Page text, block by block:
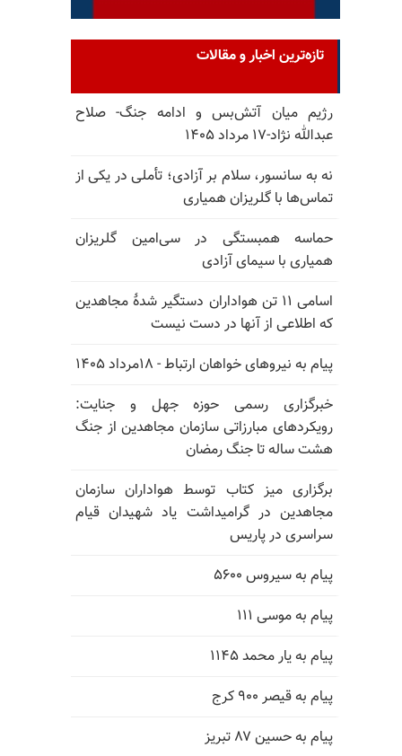
تازه‌ترین اخبار و مقالات
رژیم میان آتش‌بس و ادامه جنگ- صلاح
عبدالله نژاد-۱۷ مرداد ۱۴۰۵
نه به سانسور، سلام بر آزادی؛ تأملی در یکی از
تماس‌ها با گلریزان همیاری
حماسه همبستگی در سی‌امین گلریزان
همیاری با سیمای آزادی
اسامی ۱۱ تن هواداران دستگیر شدهٔ مجاهدین
که اطلاعی از آنها در دست نیست
پیام به نیروهای خواهان ارتباط - ۱۸مرداد ۱۴۰۵
خبرگزاری رسمی حوزه جهل و جنایت:
رویکردهای مبارزاتی سازمان مجاهدین از جنگ
هشت ساله تا جنگ رمضان
برگزاری میز کتاب توسط هواداران سازمان
مجاهدین در گرامیداشت یاد شهیدان قیام
سراسری در پاریس
پیام به سیروس ۵۶۰۰
پیام به موسی ۱۱۱
پیام به یار محمد ۱۱۴۵
پیام به قیصر ۹۰۰ کرج
پیام به حسین ۸۷ تبریز